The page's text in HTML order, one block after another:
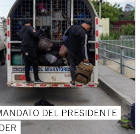
DEL PRESIDENTE